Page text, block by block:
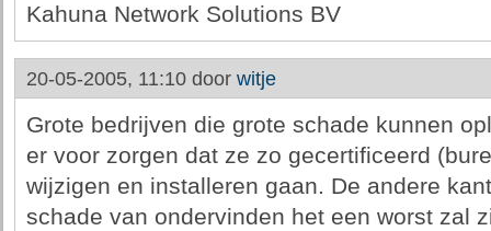
Kahuna Network Solutions BV
20-05-2005, 11:10 door witje
Grote bedrijven die grote schade kunnen
er voor zorgen dat ze zo gecertificeerd
wijzigen en installeren gaan. De andere
schade van ondervinden het een worst zal